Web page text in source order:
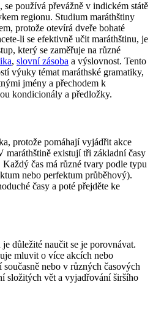
používá převážně v indickém státě
regionu. Studium maráthštiny
protože otevírá dveře bohaté
li se efektivně učit maráthštinu, je
který se zaměřuje na různé
, slovní zásoba a výslovnost. Tento
výuky témat maráthské gramatiky,
jmény a přechodem k
kondicionály a předložky.
protože pomáhají vyjádřit akce
maráthštině existují tři základní časy
čas má různé tvary podle typu
nebo perfektum průběhový).
časy a poté přejděte ke
důležité naučit se je porovnávat.
mluvit o více akcích nebo
současně nebo v různých časových
složitých vět a vyjadřování širšího